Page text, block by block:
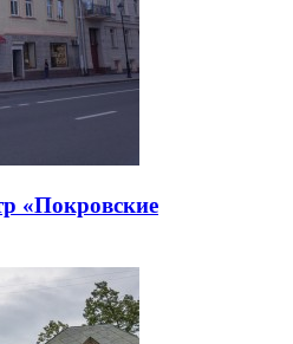
«Покровские